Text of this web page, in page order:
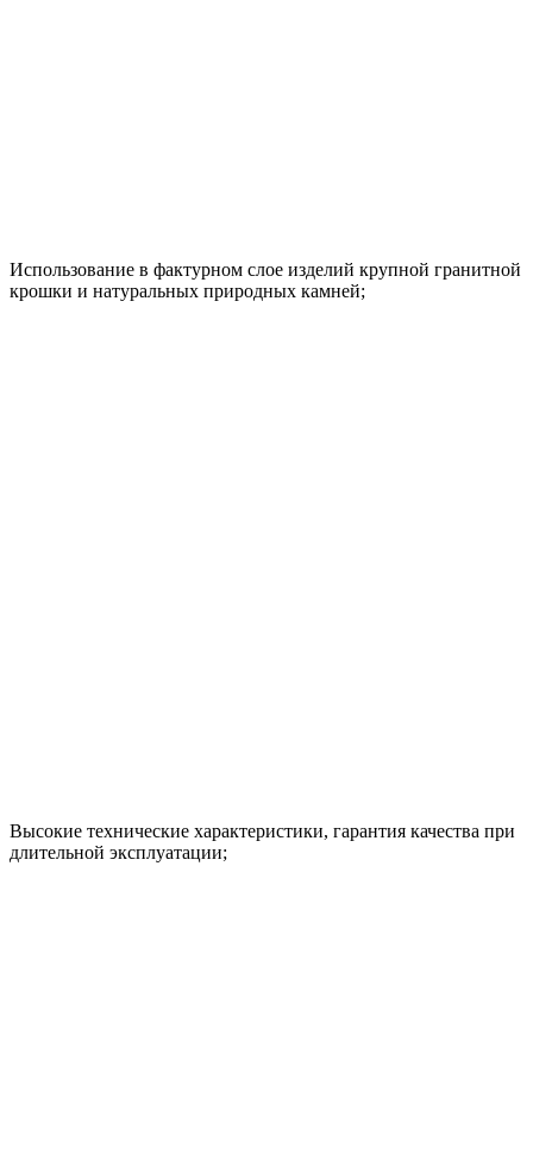
Использование в фактурном слое изделий крупной гранитной
крошки и натуральных природных камней;
Высокие технические характеристики, гарантия качества при
длительной эксплуатации;